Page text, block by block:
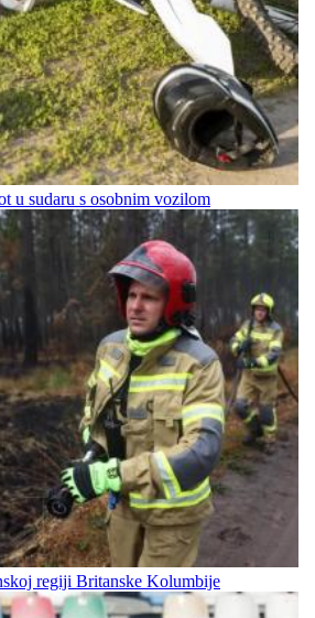
u sudaru s osobnim vozilom
regiji Britanske Kolumbije